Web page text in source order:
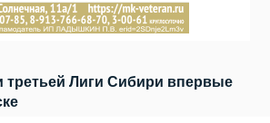
Лиги Сибири впервые